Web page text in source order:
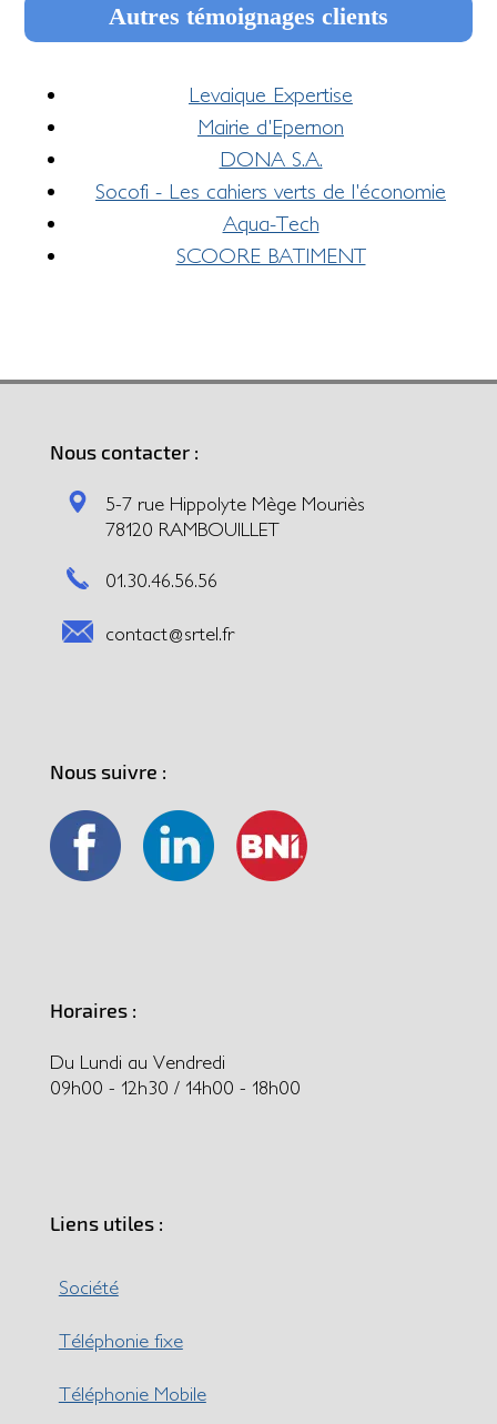
Autres témoignages clients
Levaique Expertise
Mairie d'Epernon
DONA S.A.
Socofi - Les cahiers verts de l'économie
Aqua-Tech
SCOORE BATIMENT
Nous contacter :
5-7 rue Hippolyte Mège Mouriès
78120 RAMBOUILLET
01.30.46.56.56
contact@srtel.fr
Nous suivre :
Horaires :
Du Lundi au Vendredi
09h00 - 12h30 / 14h00 - 18h00
Liens utiles :
Société
Téléphonie fixe
Téléphonie Mobile